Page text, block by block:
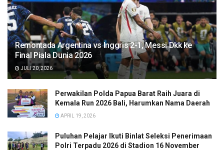
Remontada Argentina vs Inggris 2-1, Messi Dkk ke
Final Piala Dunia 2026
JULI 20, 2026
Perwakilan Polda Papua Barat Raih Juara di
Kemala Run 2026 Bali, Harumkan Nama Daerah
APRIL 19, 2026
Puluhan Pelajar Ikuti Binlat Seleksi Penerimaan
Polri Terpadu 2026 di Stadion 16 November